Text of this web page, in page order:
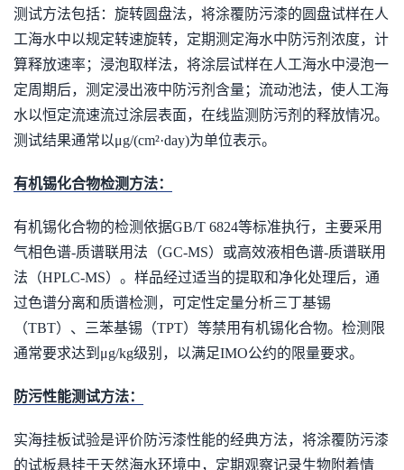
测试方法包括：旋转圆盘法，将涂覆防污漆的圆盘试样在人
工海水中以规定转速旋转，定期测定海水中防污剂浓度，计
算释放速率；浸泡取样法，将涂层试样在人工海水中浸泡一
定周期后，测定浸出液中防污剂含量；流动池法，使人工海
水以恒定流速流过涂层表面，在线监测防污剂的释放情况。
测试结果通常以μg/(cm²·day)为单位表示。
有机锡化合物检测方法：
有机锡化合物的检测依据GB/T 6824等标准执行，主要采用
气相色谱-质谱联用法（GC-MS）或高效液相色谱-质谱联用
法（HPLC-MS）。样品经过适当的提取和净化处理后，通
过色谱分离和质谱检测，可定性定量分析三丁基锡
（TBT）、三苯基锡（TPT）等禁用有机锡化合物。检测限
通常要求达到μg/kg级别，以满足IMO公约的限量要求。
防污性能测试方法：
实海挂板试验是评价防污漆性能的经典方法，将涂覆防污漆
的试板悬挂于天然海水环境中，定期观察记录生物附着情